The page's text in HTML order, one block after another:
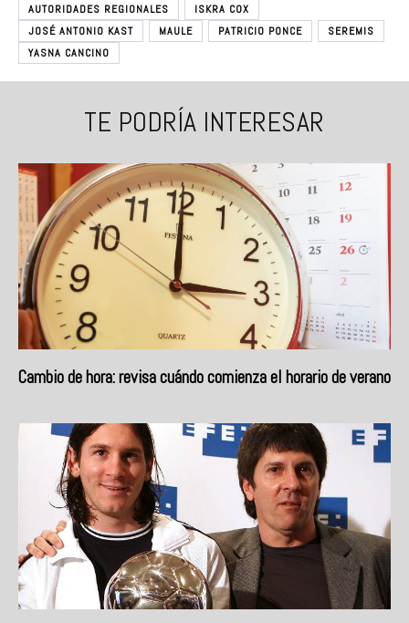
AUTORIDADES REGIONALES
ISKRA COX
JOSÉ ANTONIO KAST
MAULE PATRICIO PONCE
SEREMIS
YASNA CANCINO
TE PODRÍA INTERESAR
Cambio de hora: revisa cuándo comienza el horario de verano